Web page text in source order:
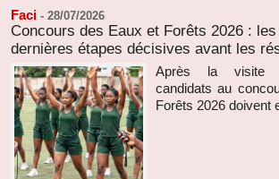
Faci - 28/07/2026
Concours des Eaux et Forêts 2026 :
dernières étapes décisives avant les
Après la visite
candidats au
Forêts 2026 doivent